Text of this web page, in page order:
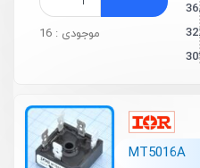
موجودی : 16
MT5016A